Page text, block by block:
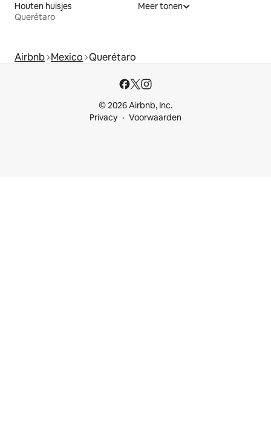
Houten huisjes
Querétaro
Meer tonen
Airbnb Mexico Querétaro
© 2026 Airbnb, Inc.
Privacy
Voorwaarden